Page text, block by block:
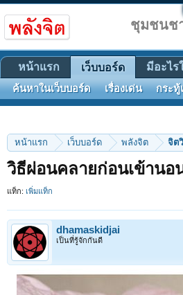
หน้าแรก เว็บบอร์ด พลังจิต จิต
วิธีผ่อนคลายก่อนเข้านอ
แท็ก: เพิ่มแท็ก
dhamaskidjai
เป็นที่รู้จักกันดี
ชุมชนช
หน้าแรก เว็บบอร์ด
ค้นหาในเว็บบอร์ด เรื่องเด่น กระทู้
มีอะไร